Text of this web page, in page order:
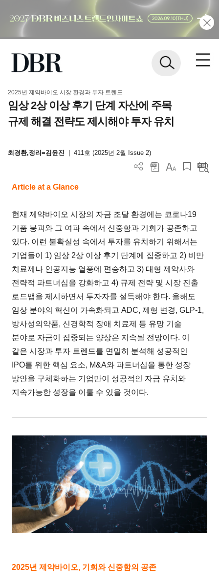
2025년 제약바이오 시장 환경과 투자 트렌드
임상 2상 이상 후기 단계 자산에 주목
규제 해결 전략도 제시해야 투자 유치
최경환,정리=김윤진 411호 (2025년 2월 Issue 2)
Article at a Glance
현재 제약바이오 시장의 자금 조달 환경에는 코로나19
거품 붕괴와 그 여파 속에서 신중함과 기회가 공존하고
있다. 이런 불확실성 속에서 투자를 유치하기 위해서는
기업들이 1) 임상 2상 이상 후기 단계에 집중하고 2) 비만
치료제나 인공지능 열풍에 편승하고 3) 대형 제약사와
전략적 파트너십을 강화하고 4) 규제 전략 및 시장 진출
로드맵을 제시하면서 투자자를 설득해야 한다. 올해도
임상 분야의 혁신이 가속화되고 ADC, 제형 변경, GLP-1,
방사성의약품, 신경학적 장애 치료제 등 유망 기술
분야로 자금이 집중되는 양상은 지속될 전망이다. 이
같은 시장과 투자 트렌드를 면밀히 분석해 성공적인
IPO를 위한 핵심 요소, M&A와 파트너십을 통한 성장
방안을 구체화하는 기업만이 성공적인 자금 유치와
지속가능한 성장을 이룰 수 있을 것이다.
2025년 제약바이오, 기회와 신중함의 공존